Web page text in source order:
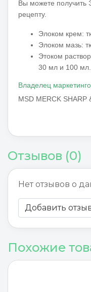
Вы можете получить
рецепту.
Элоком крем:
Элоком мазь:
Этоком
30 мл и 100 мл.
Владелец
MSD MERCK SHARP
Отзывов (0)
Нет отзывов о
Добавить
Похожие